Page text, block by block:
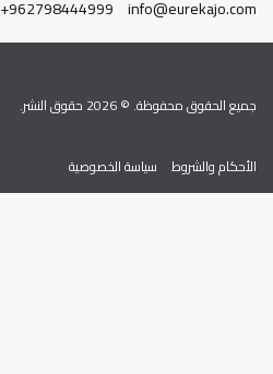
info@eurekajo.com
+962798444999
جميع الحقوق محفوظة. ©2026 حقوق النشر.
الأحكام والشروط
سياسة الخصوصية